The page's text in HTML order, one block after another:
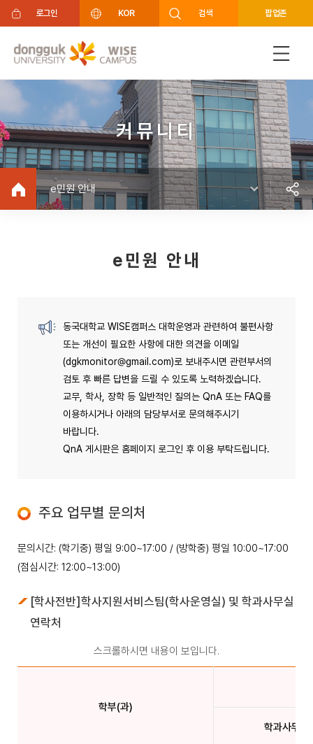
주메뉴 바로가기
푸터 바로가기
로그인 KOR 검색 팝업존
커뮤니티
e민원 안내
e민원 안내
동국대학교 WISE캠퍼스 대학운영과 관련하여 불편사항
또는 개선이 필요한 사항에 대한 의견을 이메일
(dgkmonitor@gmail.com)로 보내주시면 관련부서의
검토 후 빠른 답변을 드릴 수 있도록 노력하겠습니다.
교무, 학사, 장학 등 일반적인 질의는 QnA 또는 FAQ를
이용하시거나 아래의 담당부서로 문의해주시기
바랍니다.
QnA 게시판은 홈페이지 로그인 후 이용 부탁드립니다.
주요 업무별 문의처
문의시간: (학기중) 평일 9:00~17:00 / (방학중) 평일 10:00~17:00
(점심시간: 12:00~13:00)
[학사전반]학사지원서비스팀(학사운영실) 및 학과사무실
연락처
스크롤하시면 내용이 보입니다.
학부(과)
학과사무실